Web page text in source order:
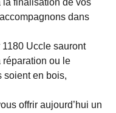
dans
Uccle sauront
ou le
soient en bois,
offrir aujourd’hui un